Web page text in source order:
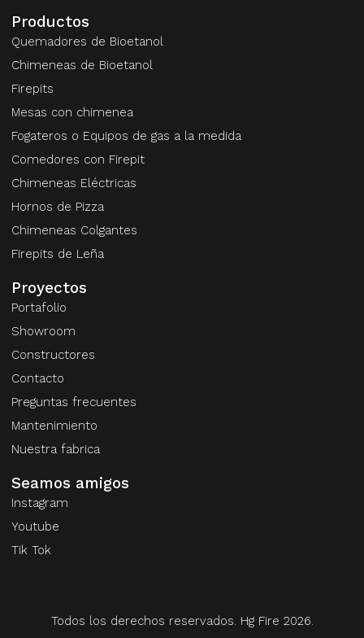
Productos
Quemadores de Bioetanol
Chimeneas de Bioetanol
Firepits
Mesas con chimenea
Fogateros o Equipos de gas a la medida
Comedores con Firepit
Chimeneas Eléctricas
Hornos de Pizza
Chimeneas Colgantes
Firepits de Leña
Proyectos
Portafolio
Showroom
Constructores
Contacto
Preguntas frecuentes
Mantenimiento
Nuestra fabrica
Seamos amigos
Instagram
Youtube
Tik Tok
Todos los derechos reservados. Hg Fire 2026.